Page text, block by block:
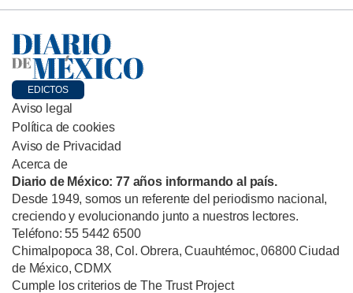
EDICTOS
Aviso legal
Política de cookies
Aviso de Privacidad
Acerca de
Diario de México: 77 años informando al país.
Desde 1949, somos un referente del periodismo nacional,
creciendo y evolucionando junto a nuestros lectores.
Teléfono: 55 5442 6500
Chimalpopoca 38, Col. Obrera, Cuauhtémoc, 06800 Ciudad
de México, CDMX
Cumple los criterios de The Trust Project